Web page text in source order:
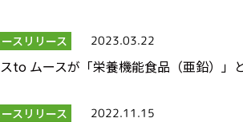
スリリース 2023.03.22
to ムースが「栄養機能食品（亜鉛）」
スリリース 2022.11.15